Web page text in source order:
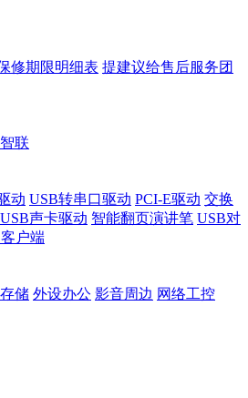
修期限明细表 提建议给售后服务团
联
动 USB转串口驱动 PCI-E驱动 交换
USB声卡驱动 智能翻页演讲笔 USB对
户端
储 外设办公 影音周边 网络工控